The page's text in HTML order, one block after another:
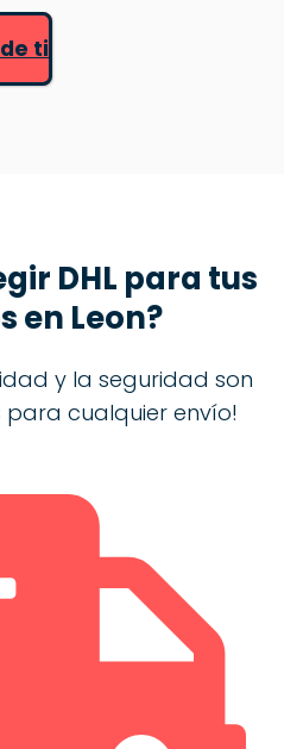
ti
DHL para tus
en Leon?
y la seguridad son
cualquier envío!